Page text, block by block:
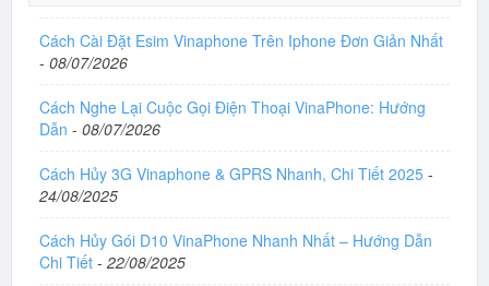
Cách Cài Đặt Esim Vinaphone Trên Iphone Đơn Giản Nhất
- 08/07/2026
Cách Nghe Lại Cuộc Gọi Điện Thoại VinaPhone: Hướng
Dẫn - 08/07/2026
Cách Hủy 3G Vinaphone & GPRS Nhanh, Chi Tiết 2025 -
24/08/2025
Cách Hủy Gói D10 VinaPhone Nhanh Nhất – Hướng Dẫn
Chi Tiết - 22/08/2025